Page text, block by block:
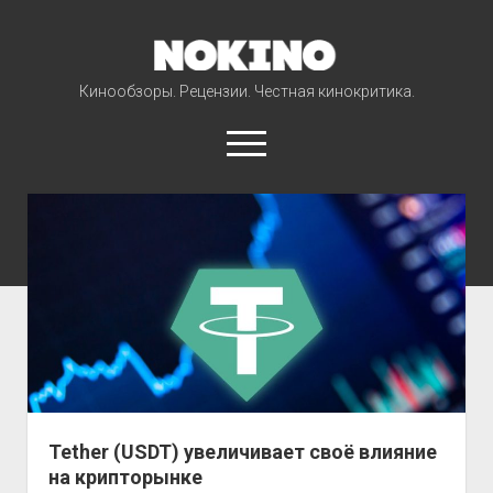
NOKINO
Кинообзоры. Рецензии. Честная кинокритика.
open
menu
Фильмы
Сериалы
Мультфильмы
Новости
Проекты
dropdown
menu
Классика кино
Tether (USDT) увеличивает своё влияние
на крипторынке